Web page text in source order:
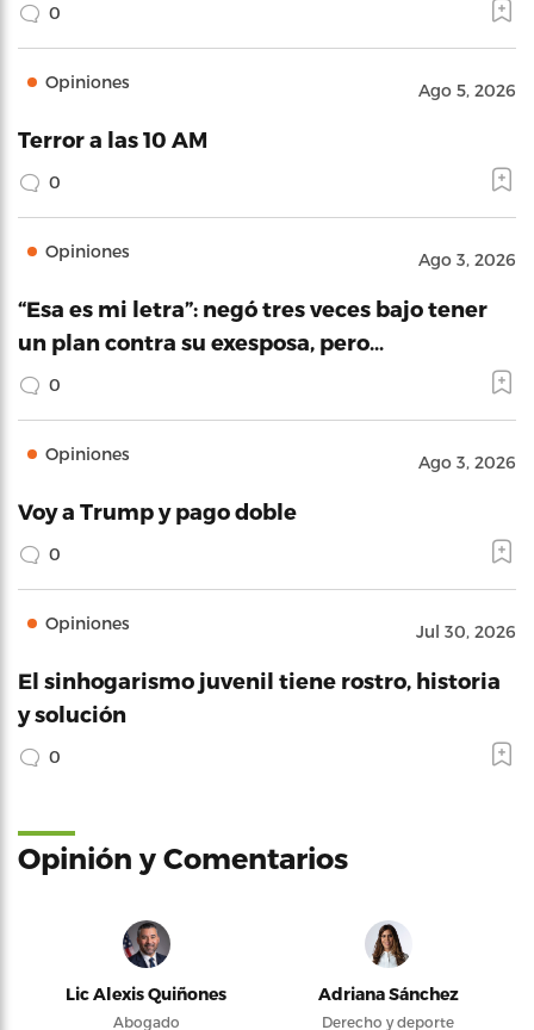
0
Opiniones Ago 5, 2026
Terror a las 10 AM
0
Opiniones Ago 3, 2026
“Esa es mi letra”: negó tres veces bajo tener
un plan contra su exesposa, pero…
0
Opiniones Ago 3, 2026
Voy a Trump y pago doble
0
Opiniones Jul 30, 2026
El sinhogarismo juvenil tiene rostro, historia
y solución
0
Opinión y Comentarios
Lic Alexis Quiñones
Abogado
Adriana Sánchez
Derecho y deporte